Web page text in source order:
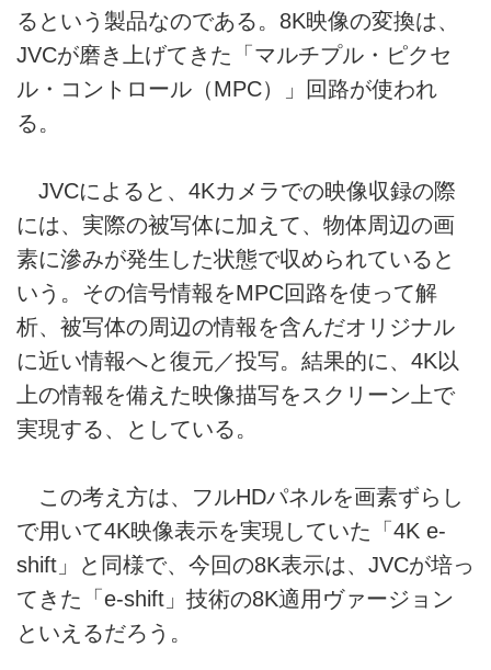
るという製品なのである。8K映像の変換は、
JVCが磨き上げてきた「マルチプル・ピクセ
ル・コントロール（MPC）」回路が使われ
る。
JVCによると、4Kカメラでの映像収録の際
には、実際の被写体に加えて、物体周辺の画
素に滲みが発生した状態で収められていると
いう。その信号情報をMPC回路を使って解
析、被写体の周辺の情報を含んだオリジナル
に近い情報へと復元／投写。結果的に、4K以
上の情報を備えた映像描写をスクリーン上で
実現する、としている。
この考え方は、フルHDパネルを画素ずらし
で用いて4K映像表示を実現していた「4K e-
shift」と同様で、今回の8K表示は、JVCが培っ
てきた「e-shift」技術の8K適用ヴァージョン
といえるだろう。